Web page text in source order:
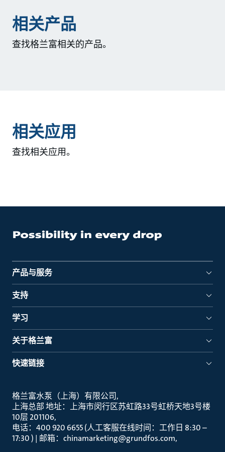
相关产品
查找格兰富相关的产品。
相关应用
查找相关应用。
产品与服务
支持
学习
关于格兰富
快速链接
格兰富水泵（上海）有限公司
上海总部 地址：上海市闵行区苏虹路33号虹桥天地3号楼
10层 201106
电话：400 920 6655 (人工客服在线时间：工作日 8:30 –
17:30 ) | 邮箱：chinamarketing@grundfos.com